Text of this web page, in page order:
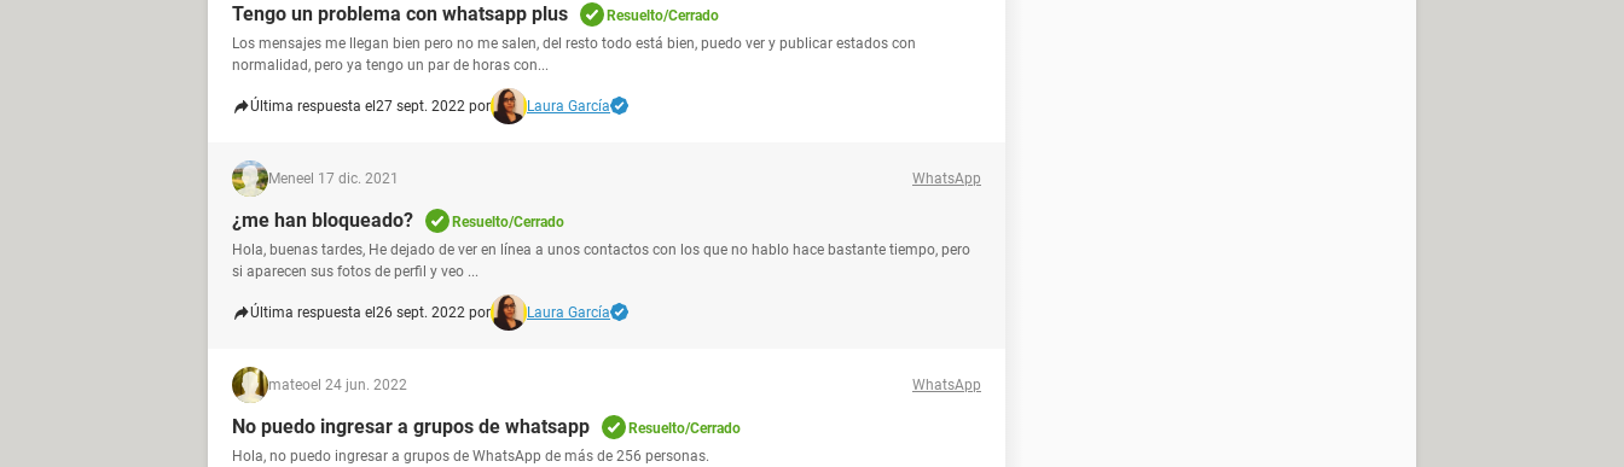
Tengo un problema con whatsapp plus
Resuelto/Cerrado
Los mensajes me llegan bien pero no me salen, del resto todo está bien, puedo ver y publicar estados con
normalidad, pero ya tengo un par de horas con...
Última respuesta el 27 sept. 2022 por Laura García
Meneel 17 dic. 2021 WhatsApp
¿me han bloqueado?
Resuelto/Cerrado
Hola, buenas tardes, He dejado de ver en línea a unos contactos con los que no hablo hace bastante tiempo, pero
si aparecen sus fotos de perfil y veo ...
Última respuesta el 26 sept. 2022 por Laura García
mateoel 24 jun. 2022 WhatsApp
No puedo ingresar a grupos de whatsapp
Resuelto/Cerrado
Hola, no puedo ingresar a grupos de WhatsApp de más de 256 personas.